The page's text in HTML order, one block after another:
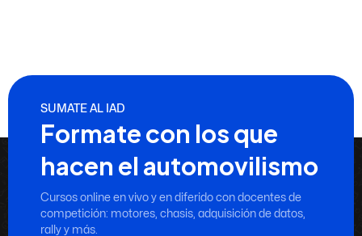
SUMATE AL IAD
Formate con los que
hacen el automovilismo
Cursos online en vivo y en diferido con docentes de
competición: motores, chasis, adquisición de datos,
rally y más.